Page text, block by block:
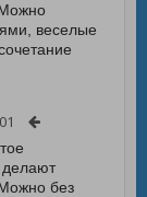
веселые
без